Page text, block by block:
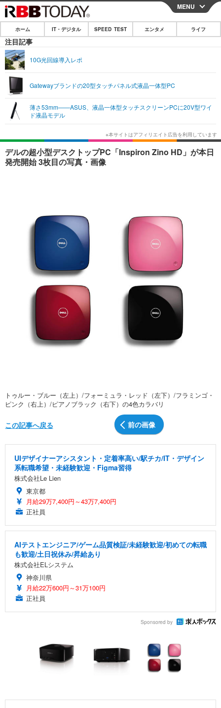
CLOSE
ホーム
IT・デジタル
ショッピング その他
エンタメ
エンタメTOP
韓国・芸能
音楽 スポーツ
ライフ
ライフTOP グルメ
ペット ショッピング
リリース一覧
プッシュ通知の停止方法
MENU
ホーム IT・デジタル SPEED TEST エンタメ ライフ
注目記事
10G光回線導入レポ
Gatewayブランドの20型タッチパネル式液晶一体型PC
薄さ53mm——ASUS、液晶一体型タッチスクリーンPCに20V型ワイ
ド液晶モデル
デルの超小型デスクトップPC「Inspiron Zino HD」が本日
発売開始 3枚目の写真・画像
トゥルー・ブルー（左上）/フォーミュラ・レッド（左下）/フラミンゴ・
ピンク（右上）/ピアノブラック（右下）の4色カラバリ
前の画像
この記事へ戻る
UIデザイナーアシスタント・定着率高い/駅チカ/IT・デザイン
系転職希望・未経験歓迎・Figma習得
株式会社Le Lien
東京都
月給29万7,400円～43万7,400円
正社員
AIテストエンジニア/ゲーム品質検証/未経験歓迎/初めての転職
も歓迎/土日祝休み/昇給あり
株式会社ELシステム
神奈川県
月給22万600円～31万100円
正社員
Sponsored by